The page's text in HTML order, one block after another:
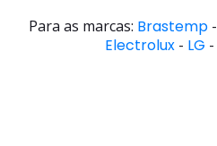
Para as marcas: Brastemp -
Electrolux- LG -